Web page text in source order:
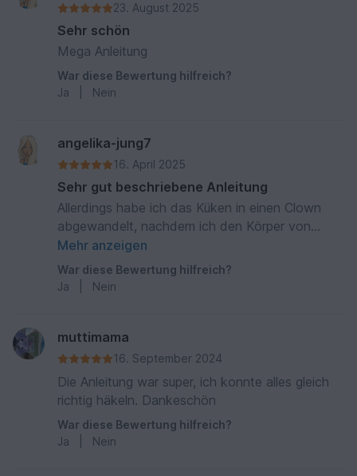
23. August 2025
Sehr schön
Mega Anleitung
War diese Bewertung hilfreich?
Ja
Nein
angelika-jung7
16. April 2025
Sehr gut beschriebene Anleitung
Allerdings habe ich das Küken in einen Clown
abgewandelt, nachdem ich den Körper von
Piepsi gehäkelt hatte. Der ist so megagroß, dass
mein Osterhase und meine anderen Küken
Minderwertigkeitskomplexe bekommen hätten
Mehr anzeigen
War diese Bewertung hilfreich?
Ja
Nein
muttimama
16. September 2024
Die Anleitung war super, ich konnte alles gleich
richtig häkeln. Dankeschön
War diese Bewertung hilfreich?
Ja
Nein